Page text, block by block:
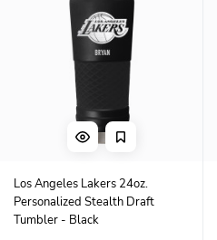
Los Angeles Lakers 24oz.
Personalized Stealth Draft
Tumbler - Black